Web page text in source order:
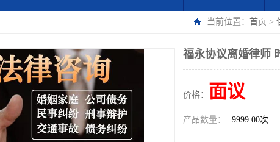
当前位置： 首页 >
福永协议离婚律师
价格： 面议
产品数量： 9999.00次